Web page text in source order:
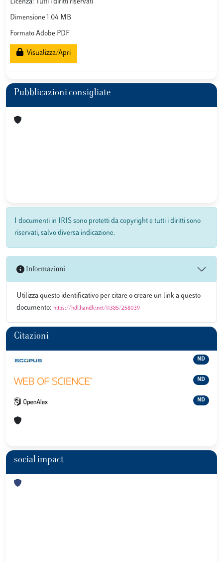
Licenza: Tutti i diritti riservati
Dimensione 1.04 MB
Formato Adobe PDF
Visualizza/Apri
Pubblicazioni consigliate
I documenti in IRIS sono protetti da copyright e tutti i diritti sono
riservati, salvo diversa indicazione.
Informazioni
Utilizza questo identificativo per citare o creare un link a questo
documento: https://hdl.handle.net/11385/258039
Citazioni
ND
ND
ND
social impact